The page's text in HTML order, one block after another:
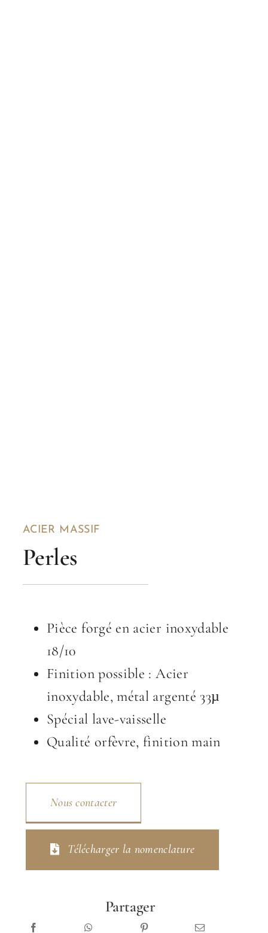
ACIER MASSIF
Perles
Pièce forgé en acier inoxydable
18/10
Finition possible : Acier
inoxydable, métal argenté 33µ
Spécial lave-vaisselle
Qualité orfèvre, finition main
Nous contacter
Télécharger la nomenclature
Partager